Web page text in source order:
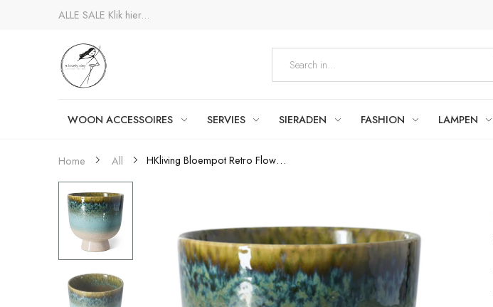
ALLE SALE Klik hier...
WOON ACCESSOIRES SERVIES SIERADEN FASHION LAMPEN
Home All HKliving Bloempot Retro Flower...